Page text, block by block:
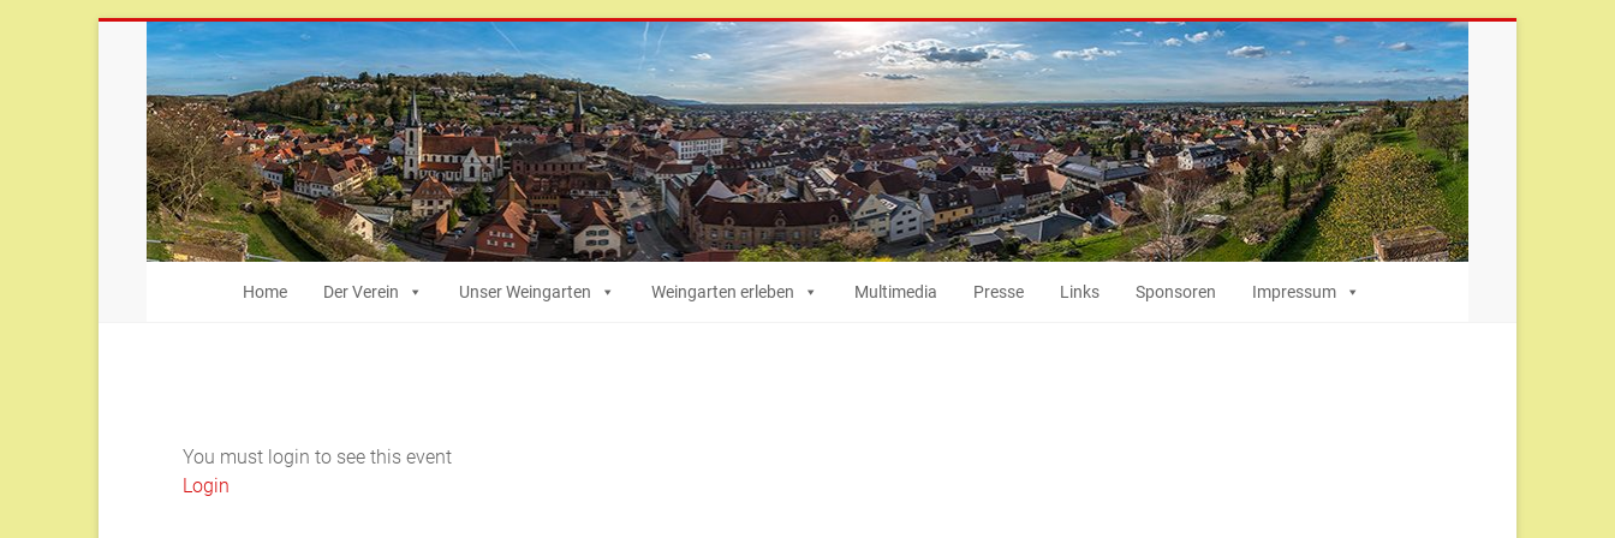
springen
Bürger-
Weingarten
Weingarten
Home Der Verein Unser Weingarten Weingarten erleben Multimedia Presse Links Sponsoren Impressum
You must login to see this event
Login